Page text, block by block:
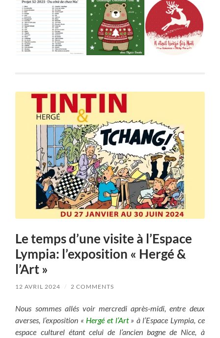
Le temps d’une visite à l’Espace
Lympia: l’exposition « Hergé &
l’Art »
12 AVRIL 2024 / 2 COMMENTS
Nous sommes allés voir mercredi après-midi, entre deux
averses, l’exposition « Hergé et l’Art» à l’Espace Lympia, ce
espace culturel étant celui de l’ancien bagne de Nice, à